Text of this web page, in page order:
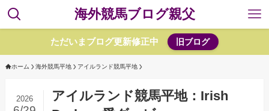
海外競馬ブログ親父
ただいまブログ更新修正中 旧ブログ
ホーム 海外競馬平地 アイルランド競馬平地
アイルランド競馬平地：Irish
2026